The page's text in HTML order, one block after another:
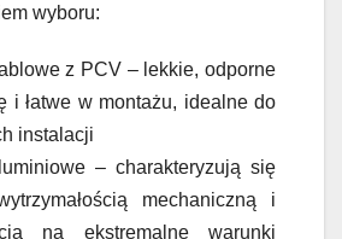
wyboru:
z PCV – lekkie, odporne
i łatwe w montażu, idealne do
instalacji
– charakteryzują się
mechaniczną i
na ekstremalne warunki